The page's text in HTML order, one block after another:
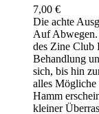
7,00 €
Die achte
Auf Abwegen.
des Zine Club
Behandlung
sich, bis hin
alles
Hamm
kleiner